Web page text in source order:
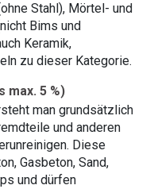
Stahl), Mörtel- und
Bims und
Keramik,
zu dieser Kategorie.
max. 5 %)
man grundsätzlich
und anderen
Diese
Gasbeton, Sand,
und dürfen